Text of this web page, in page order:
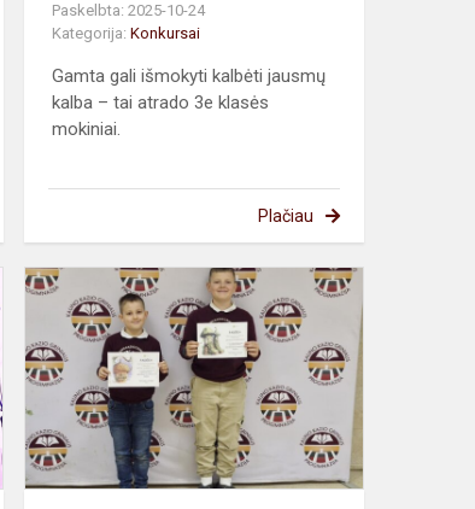
Paskelbta: 2025-10-24
Kategorija:Konkursai
Gamta gali išmokyti kalbėti jausmų
kalba – tai atrado 3e klasės
mokiniai.
Plačiau
Konkursas „Sielos
muzikai“
namai